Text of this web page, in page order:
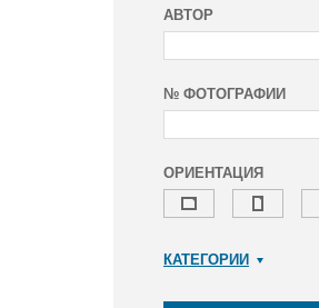
АВТОР
№ ФОТОГРАФИИ
ОРИЕНТАЦИЯ
КАТЕГОРИИ